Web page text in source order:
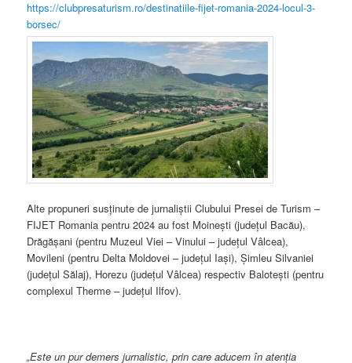
https://clubpresaturism.ro/destinatiile-fijet-romania-2024-locul-3-
borsec/
Alte propuneri susținute de jurnaliștii Clubului Presei de Turism –
FIJET Romania pentru 2024 au fost Moinești (județul Bacău),
Drăgășani (pentru Muzeul Viei – Vinului – județul Vâlcea),
Movileni (pentru Delta Moldovei – județul Iași), Șimleu Silvaniei
(județul Sălaj), Horezu (județul Vâlcea) respectiv Balotești (pentru
complexul Therme – județul Ilfov).
„Este un pur demers jurnalistic, prin care aducem în atenţia